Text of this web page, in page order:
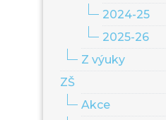
2024-25
2025-26
Z výuky
ZŠ
Akce